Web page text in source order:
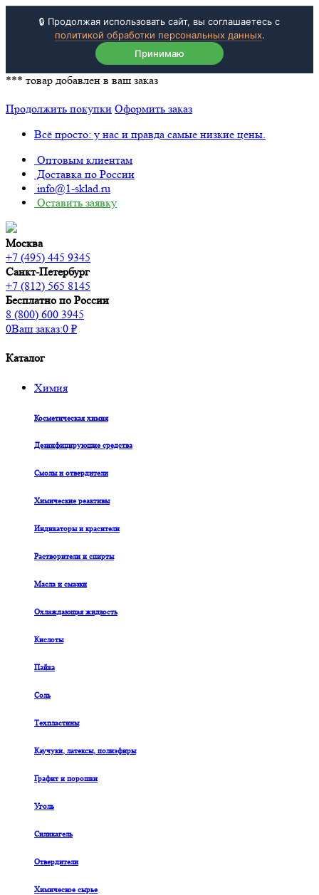
🔒 Продолжая использовать сайт, вы соглашаетесь с
политикой обработки персональных данных.
Принимаю
*** товар добавлен в ваш заказ
Продолжить покупки Оформить заказ
Всё просто: у нас и правда самые низкие цены.
Оптовым клиентам
Доставка по России
info@1-sklad.ru
Оставить заявку
Москва
+7 (495) 445 9345
Санкт-Петербург
+7 (812) 565 8145
Бесплатно по России
8 (800) 600 3945
0Ваш заказ:0 ₽
Каталог
Химия
Косметическая химия
Дезинфицирующие средства
Смолы и отвердители
Химические реактивы
Индикаторы и красители
Растворители и спирты
Масла и смазки
Охлаждающая жидкость
Кислоты
Пайка
Соль
Техпластины
Каучуки, латексы, полиэфиры
Графит и порошки
Уголь
Силикагель
Отвердители
Химическое сырье